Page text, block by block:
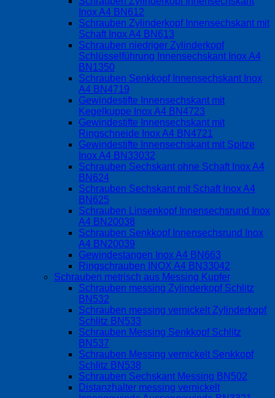
Inox A4 BN612
Schrauben Zylinderkopf Innensechskant mit
Schaft Inox A4 BN613
Schrauben niedriger Zylinderkopf
Schlüsselführung Innensechskant Inox A4
BN1350
Schrauben Senkkopf Innensechskant Inox
A4 BN4719
Gewindestifte Innensechskant mit
Kegelkuppe Inox A4 BN4723
Gewindestifte Innensechskant mit
Ringschneide Inox A4 BN4721
Gewindestifte Innensechskant mit Spitze
Inox A4 BN33032
Schrauben Sechskant ohne Schaft Inox A4
BN624
Schrauben Sechskant mit Schaft Inox A4
BN625
Schrauben Linsenkopf Innensechsrund Inox
A4 BN20038
Schrauben Senkkopf Innensechsrund Inox
A4 BN20039
Gewindestangen Inox A4 BN663
Ringschrauben INOX A4 BN33042
Schrauben metrisch aus Messing Kupfer
Schrauben messing Zylinderkopf Schlitz
BN532
Schrauben messing vernickelt Zylinderkopf
Schlitz BN533
Schrauben Messing Senkkopf Schlitz
BN537
Schrauben Messing vernickelt Senkkopf
Schlitz BN538
Schrauben Sechskant Messing BN502
Distanzhalter messing vernickelt